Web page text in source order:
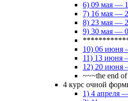
6) 09 мая —
7) 16 мая —
8) 23 мая —
9) 30 мая —
10) 06 июня
11) 13 июня
12) 20 июня
~~~the end
4 курс очной
1) 4 апреля